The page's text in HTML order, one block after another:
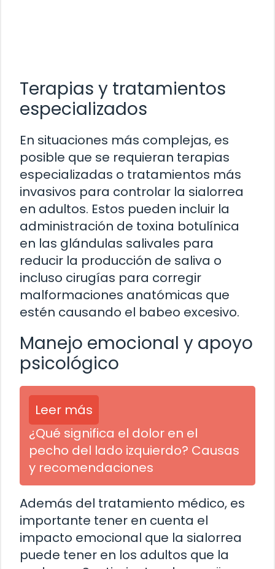
Terapias y tratamientos
especializados
En situaciones más complejas, es
posible que se requieran terapias
especializadas o tratamientos más
invasivos para controlar la sialorrea
en adultos. Estos pueden incluir la
administración de toxina botulínica
en las glándulas salivales para
reducir la producción de saliva o
incluso cirugías para corregir
malformaciones anatómicas que
estén causando el babeo excesivo.
Manejo emocional y apoyo
psicológico
Leer más
¿Qué significa el dolor en el
pecho del lado izquierdo? Causas
y recomendaciones
Además del tratamiento médico, es
importante tener en cuenta el
impacto emocional que la sialorrea
puede tener en los adultos que la